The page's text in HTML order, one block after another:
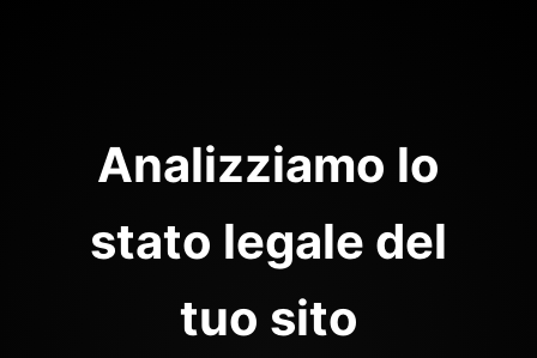
Analizziamo lo
stato legale del
tuo sito